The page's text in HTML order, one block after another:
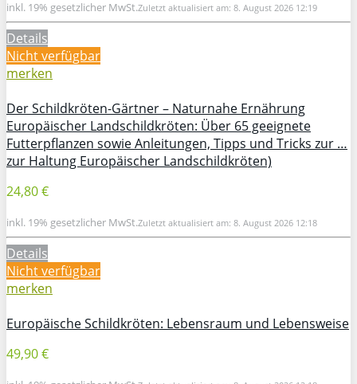
inkl. 19% gesetzlicher MwSt.Zuletzt aktualisiert am: 8. August 2026 12:19
Details
Nicht verfügbar
merken
Der Schildkröten-Gärtner – Naturnahe Ernährung
Europäischer Landschildkröten: Über 65 geeignete
Futterpflanzen sowie Anleitungen, Tipps und Tricks zur …
zur Haltung Europäischer Landschildkröten)
24,80 €
inkl. 19% gesetzlicher MwSt.Zuletzt aktualisiert am: 8. August 2026 12:18
Details
Nicht verfügbar
merken
Europäische Schildkröten: Lebensraum und Lebensweise
49,90 €